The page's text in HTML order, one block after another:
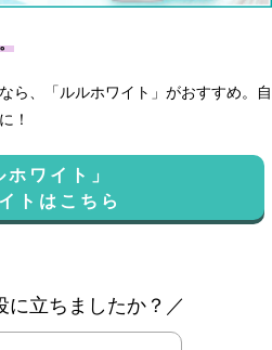
ら、「ルルホワイト」がおすすめ。自
！
ホワイト」
トはこちら
に立ちましたか？／